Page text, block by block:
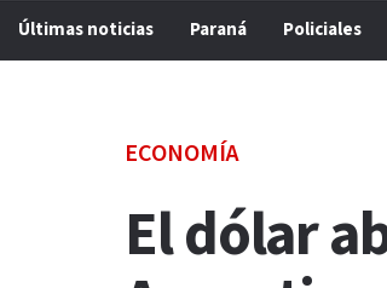
Últimas noticias Paraná Policiales
ECONOMÍA
El dólar